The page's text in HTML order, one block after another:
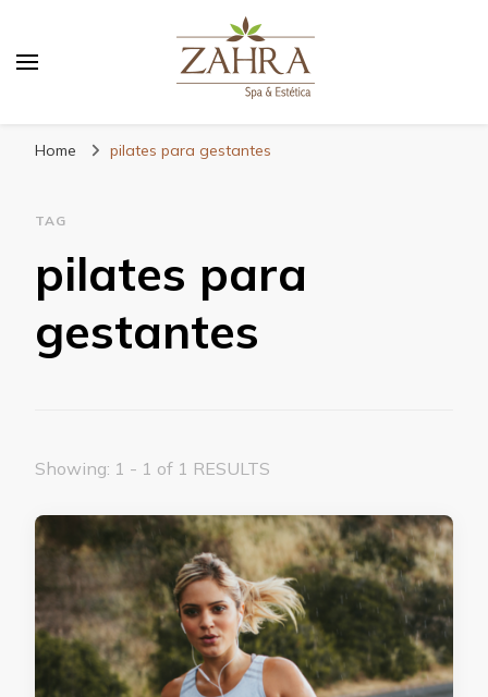
e relaxamento
Home pilates para gestantes
TAG
pilates para
gestantes
Showing: 1 - 1 of 1 RESULTS